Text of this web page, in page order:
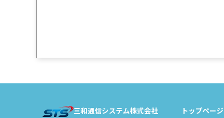
三和通信システム株式会社 トップページ